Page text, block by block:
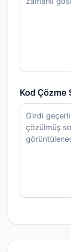
Kod Çözme